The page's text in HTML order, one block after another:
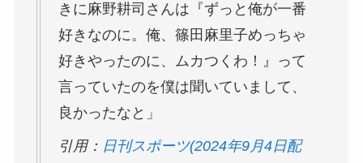
きに麻野耕司さんは『ずっと俺が一番
好きなのに。俺、篠田麻里子めっちゃ
好きやったのに、ムカつくわ！』って
言っていたのを僕は聞いていまして、
良かったなと」
引用： 日刊スポーツ(2024年9月4日配